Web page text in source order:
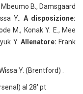
B., Damsgaard
Y..A disposizione:
M., Konak Y. E., Mee
Y. Allenatore: Frank
Y. (Brentford) .
al 28′ pt